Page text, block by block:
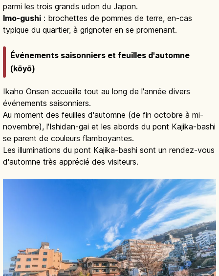
parmi les trois grands udon du Japon.
Imo-gushi : brochettes de pommes de terre, en-cas
typique du quartier, à grignoter en se promenant.
Événements saisonniers et feuilles d'automne
(kōyō)
Ikaho Onsen accueille tout au long de l'année divers
événements saisonniers.
Au moment des feuilles d'automne (de fin octobre à mi-
novembre), l'Ishidan-gai et les abords du pont Kajika-bashi
se parent de couleurs flamboyantes.
Les illuminations du pont Kajika-bashi sont un rendez-vous
d'automne très apprécié des visiteurs.